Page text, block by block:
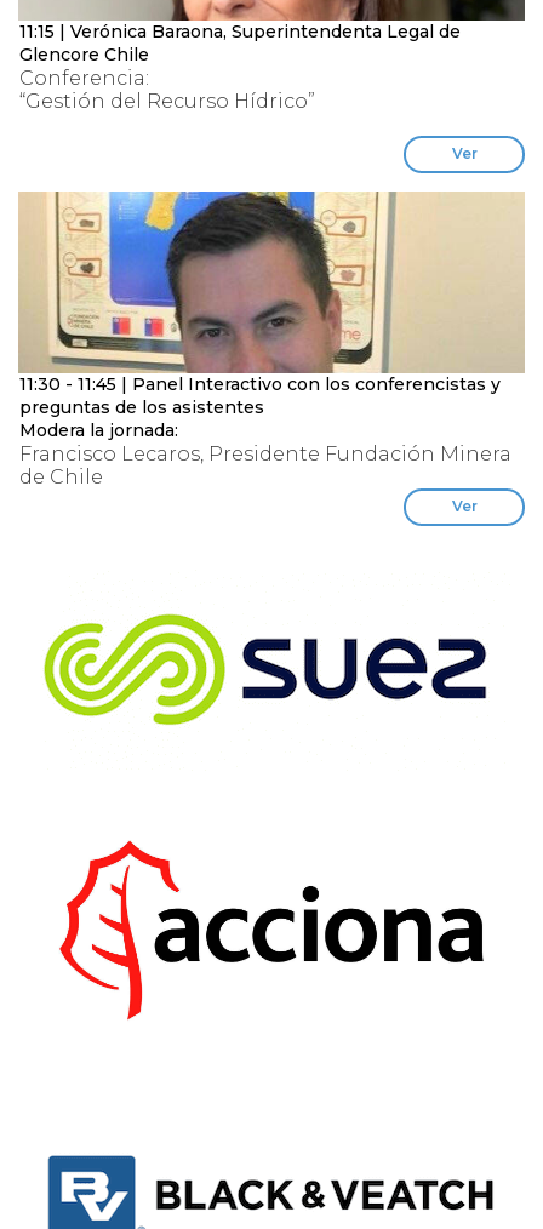
11:15 | Verónica Baraona, Superintendenta Legal de
Glencore Chile
Conferencia:
“Gestión del Recurso Hídrico”
Ver
11:30 - 11:45 | Panel Interactivo con los conferencistas y
preguntas de los asistentes
Modera la jornada:
Francisco Lecaros, Presidente Fundación Minera
de Chile
Ver